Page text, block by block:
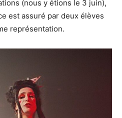
(nous y étions le 3 juin),
est assuré par deux élèves
représentation.